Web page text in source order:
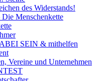
des Widerstands!
Menschenkette
SEIN & mithelfen
Vereine und Unternehmen